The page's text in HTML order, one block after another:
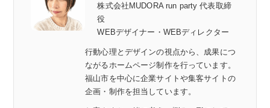
株式会社MUDORA run party 代表取締
役
WEBデザイナー・WEBディレクター
行動心理とデザインの視点から、成果につ
ながるホームページ制作を行っています。
福山市を中心に企業サイトや集客サイトの
企画・制作を担当しています。